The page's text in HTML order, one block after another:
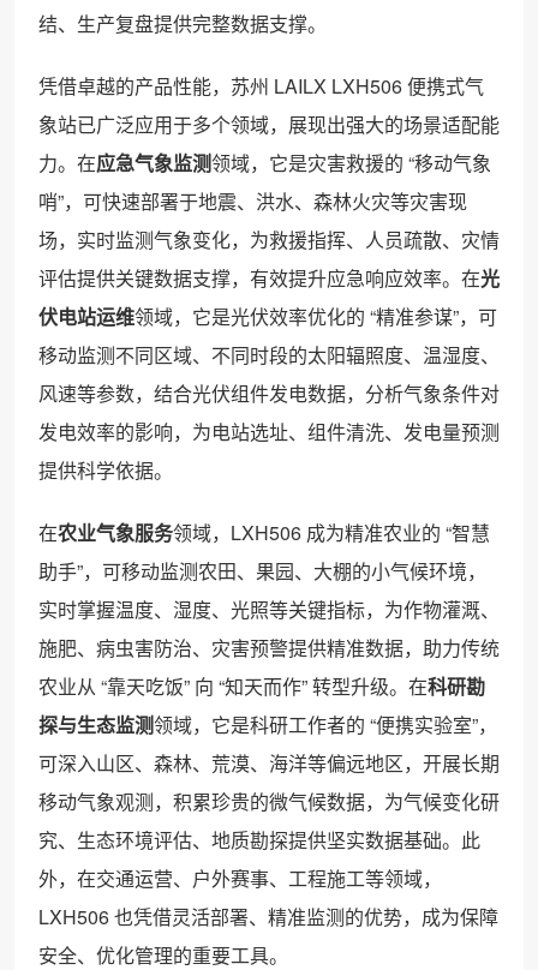
结、生产复盘提供完整数据支撑。
凭借卓越的产品性能，苏州 LAILX LXH506 便携式气
象站已广泛应用于多个领域，展现出强大的场景适配能
力。在应急气象监测领域，它是灾害救援的 “移动气象
哨”，可快速部署于地震、洪水、森林火灾等灾害现
场，实时监测气象变化，为救援指挥、人员疏散、灾情
评估提供关键数据支撑，有效提升应急响应效率。在光
伏电站运维领域，它是光伏效率优化的 “精准参谋”，可
移动监测不同区域、不同时段的太阳辐照度、温湿度、
风速等参数，结合光伏组件发电数据，分析气象条件对
发电效率的影响，为电站选址、组件清洗、发电量预测
提供科学依据。
在农业气象服务领域，LXH506 成为精准农业的 “智慧
助手”，可移动监测农田、果园、大棚的小气候环境，
实时掌握温度、湿度、光照等关键指标，为作物灌溉、
施肥、病虫害防治、灾害预警提供精准数据，助力传统
农业从 “靠天吃饭” 向 “知天而作” 转型升级。在科研勘
探与生态监测领域，它是科研工作者的 “便携实验室”，
可深入山区、森林、荒漠、海洋等偏远地区，开展长期
移动气象观测，积累珍贵的微气候数据，为气候变化研
究、生态环境评估、地质勘探提供坚实数据基础。此
外，在交通运营、户外赛事、工程施工等领域，
LXH506 也凭借灵活部署、精准监测的优势，成为保障
安全、优化管理的重要工具。